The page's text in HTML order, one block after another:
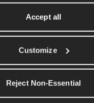
Accept all
Customize
Reject Non-Essential
beide Füße still, beuge
bevor du dich